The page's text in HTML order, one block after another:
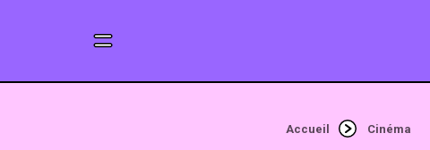
Accueil Cinéma